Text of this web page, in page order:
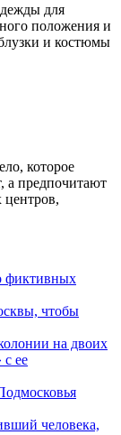
для
положения и
и костюмы
которое
а предпочитают
центров,
фиктивных
чтобы
на двоих
с ее
человека,